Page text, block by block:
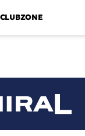
CLUBZONE